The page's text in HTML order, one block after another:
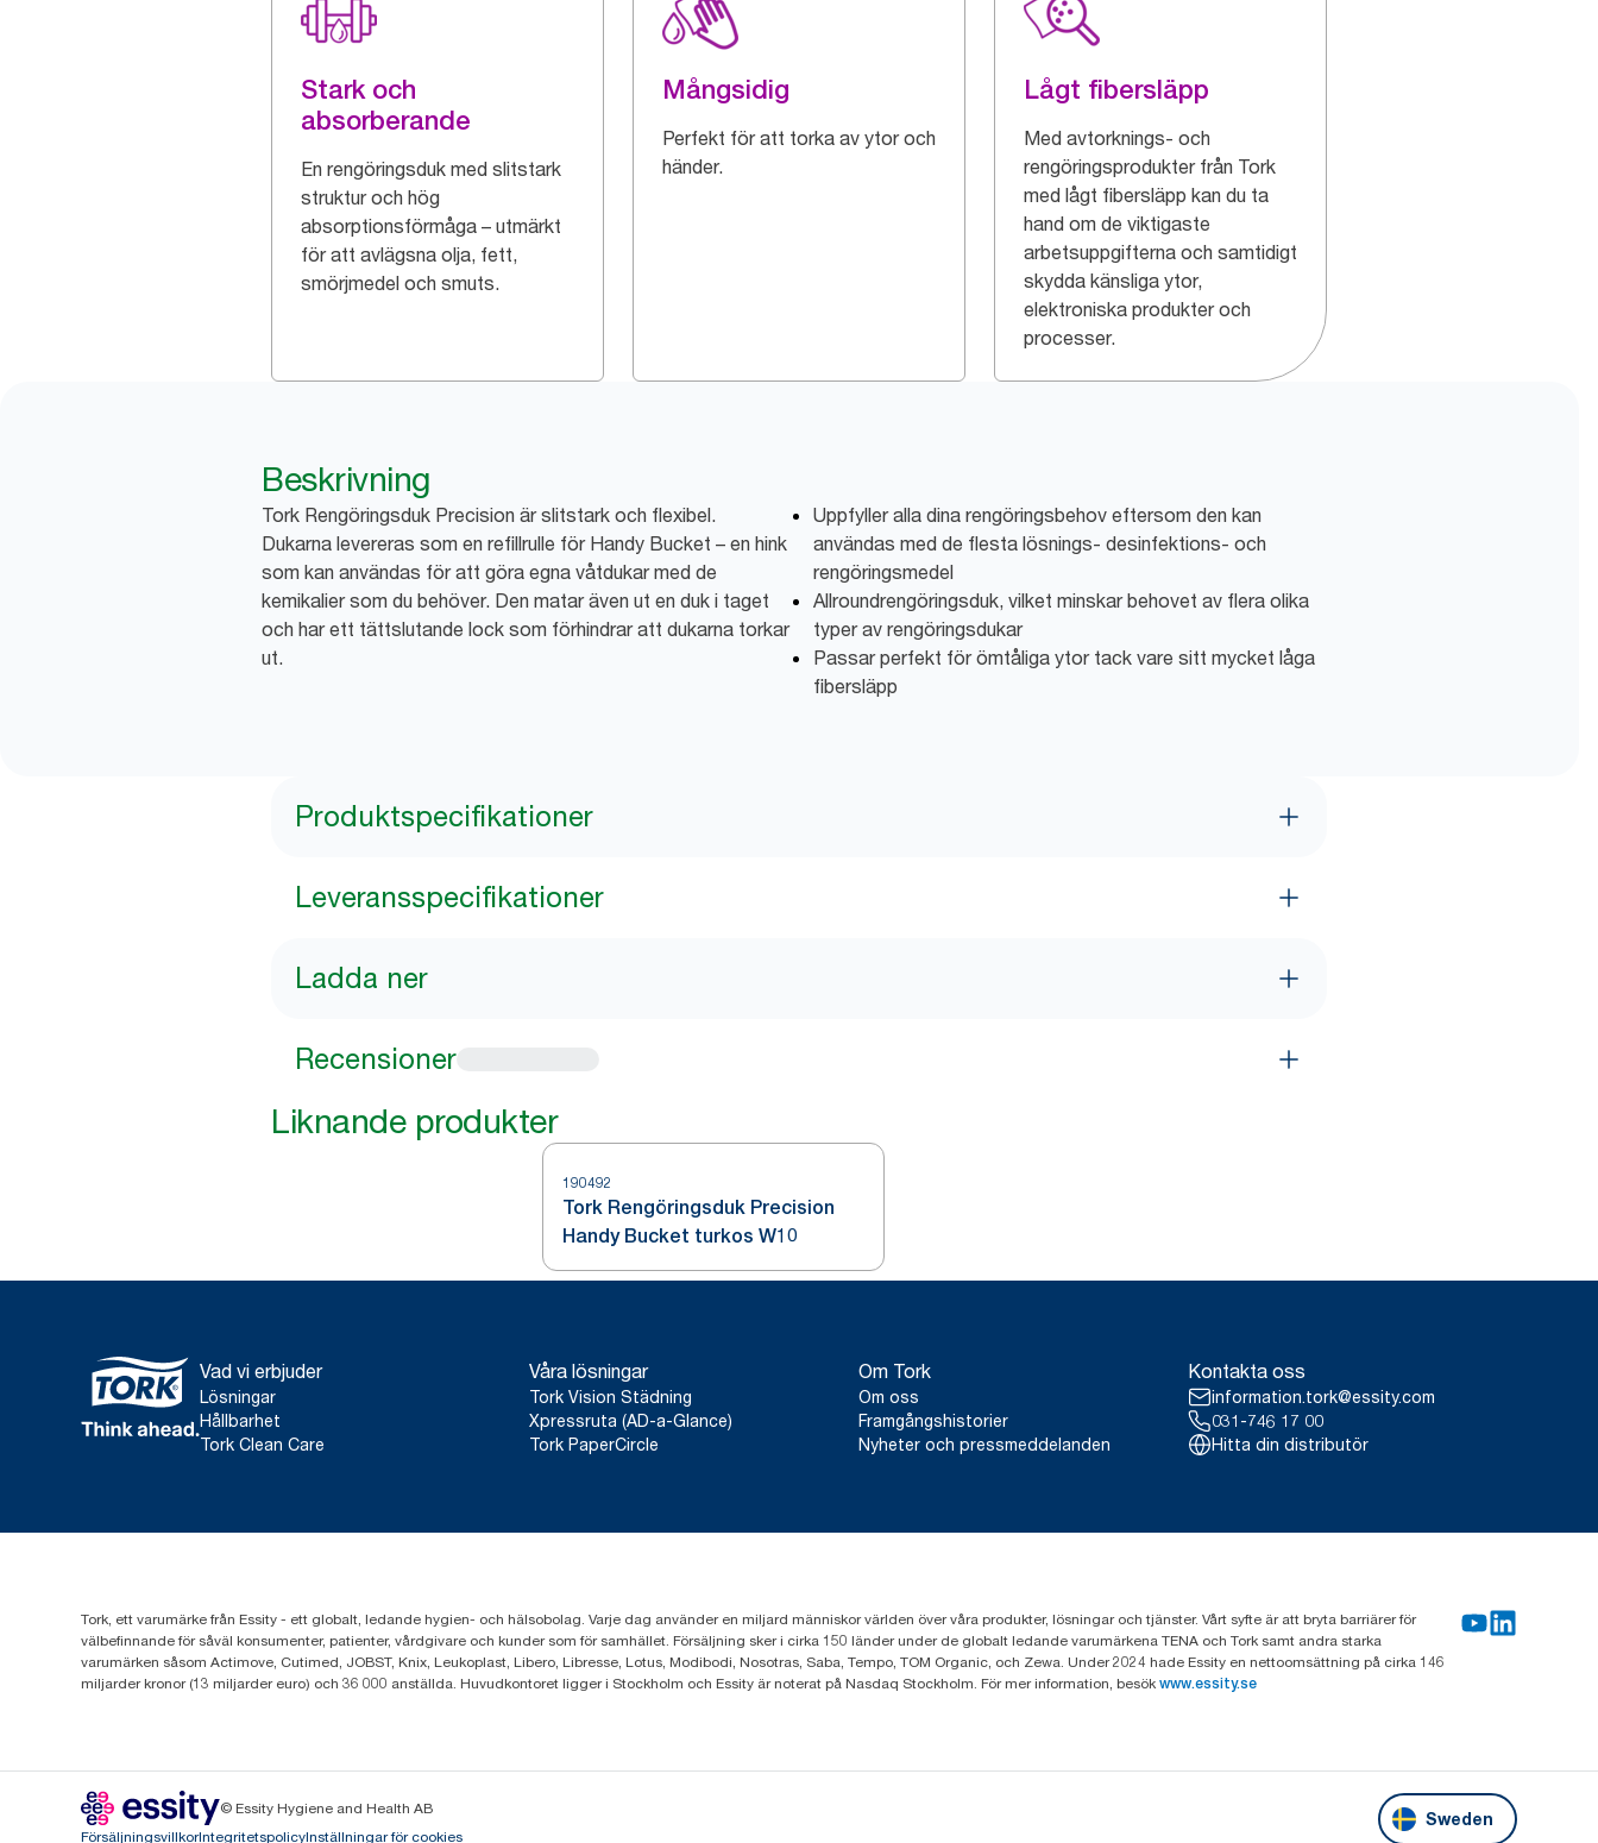
Stark och
absorberande
En rengöringsduk med slitstark
struktur och hög
absorptionsförmåga – utmärkt
för att avlägsna olja, fett,
smörjmedel och smuts.
Mångsidig
Perfekt för att torka av ytor och
händer.
Lågt fibersläpp
Med avtorknings- och
rengöringsprodukter från Tork
med lågt fibersläpp kan du ta
hand om de viktigaste
arbetsuppgifterna och samtidigt
skydda känsliga ytor,
elektroniska produkter och
processer.
Beskrivning
Tork Rengöringsduk Precision är slitstark och flexibel.
Dukarna levereras som en refillrulle för Handy Bucket – en hink
som kan användas för att göra egna våtdukar med de
kemikalier som du behöver. Den matar även ut en duk i taget
och har ett tättslutande lock som förhindrar att dukarna torkar
ut.
Uppfyller alla dina rengöringsbehov eftersom den kan
användas med de flesta lösnings- desinfektions- och
rengöringsmedel
Allroundrengöringsduk, vilket minskar behovet av flera olika
typer av rengöringsdukar
Passar perfekt för ömtåliga ytor tack vare sitt mycket låga
fibersläpp
Produktspecifikationer
Leveransspecifikationer
Ladda ner
Recensioner
Liknande produkter
190492
Tork Rengöringsduk Precision
Handy Bucket turkos W10
Vad vi erbjuder
Lösningar
Hållbarhet
Tork Clean Care
Våra lösningar
Tork Vision Städning
Xpressruta (AD-a-Glance)
Tork PaperCircle
Om Tork
Om oss
Framgångshistorier
Nyheter och pressmeddelanden
Kontakta oss
information.tork@essity.com
031-746 17 00
Hitta din distributör
Tork, ett varumärke från Essity - ett globalt, ledande hygien- och hälsobolag. Varje dag använder en miljard människor världen över våra produkter, lösningar och tjänster. Vårt syfte är att bryta barriärer för
välbefinnande för såväl konsumenter, patienter, vårdgivare och kunder som för samhället. Försäljning sker i cirka 150 länder under de globalt ledande varumärkena TENA och Tork samt andra starka
varumärken såsom Actimove, Cutimed, JOBST, Knix, Leukoplast, Libero, Libresse, Lotus, Modibodi, Nosotras, Saba, Tempo, TOM Organic, och Zewa. Under 2024 hade Essity en nettoomsättning på cirka 146
miljarder kronor (13 miljarder euro) och 36 000 anställda. Huvudkontoret ligger i Stockholm och Essity är noterat på Nasdaq Stockholm. För mer information, besök www.essity.se
© Essity Hygiene and Health AB
FörsäljningsvillkorIntegritetspolicyInställningar för cookies
Sweden